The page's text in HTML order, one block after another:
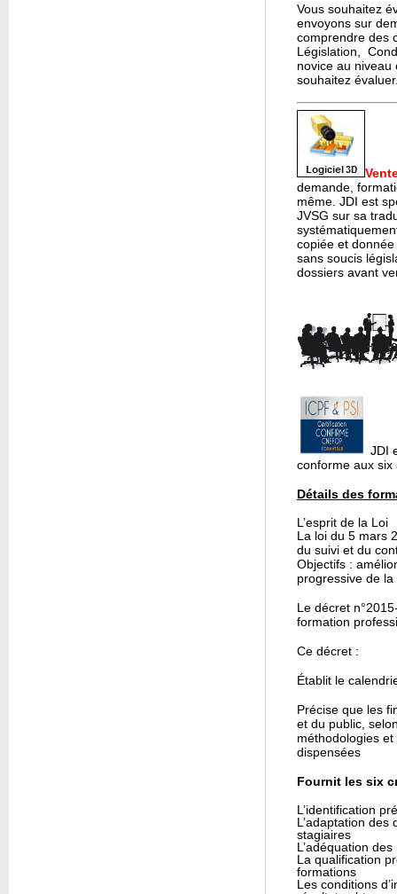
Vous souhaitez
envoyons sur
comprendre des
Législation,
novice au niveau
souhaitez
demande,
même. JDI est
JVSG sur sa
copiée et
sans soucis
dossiers avant
JDI
conforme aux
Détails des
L’esprit de la Loi
La loi du 5 mars
du suivi et du
Objectifs :
progressive de
Le décret
formation
Ce décret :
Établit le
Précise que les
et du public,
méthodologies
dispensées
Fournit les six
L’identification
L’adaptation des
stagiaires
L’adéquation
La qualification
formations
Les conditions